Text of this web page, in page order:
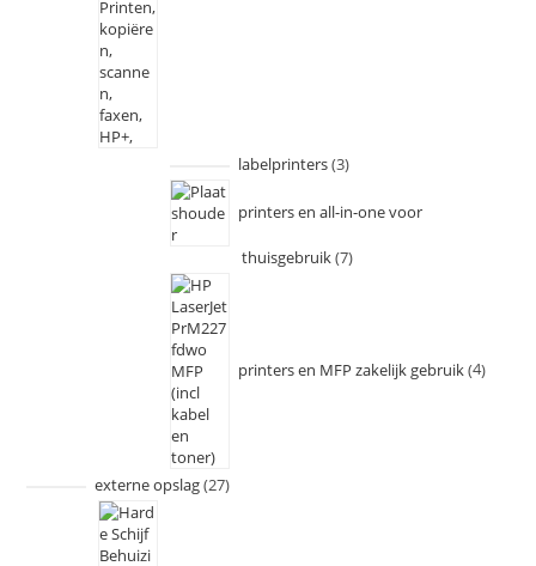
labelprinters 3
printers en all-in-one voor
thuisgebruik 7
printers en MFP zakelijk gebruik 4
externe opslag 27